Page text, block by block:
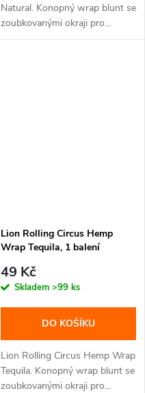
Natural. Konopný wrap blunt se
zoubkovanými okraji pro...
Lion Rolling Circus Hemp
Wrap Tequila, 1 balení
49 Kč
Skladem >99 ks
DO KOŠÍKU
Lion Rolling Circus Hemp Wrap
Tequila. Konopný wrap blunt se
zoubkovanými okraji pro...